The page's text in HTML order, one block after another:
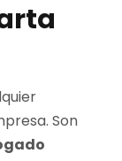
Son